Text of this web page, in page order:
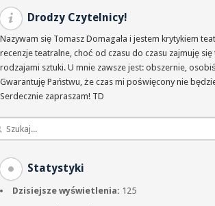
Drodzy Czytelnicy!
Nazywam się Tomasz Domagała i jestem krytykiem
recenzje teatralne, choć od czasu do czasu zajmuję
rodzajami sztuki. U mnie zawsze jest: obszernie,
Gwarantuję Państwu, że czas mi poświęcony nie
Serdecznie zapraszam! TD
Statystyki
Dzisiejsze wyświetlenia: 125